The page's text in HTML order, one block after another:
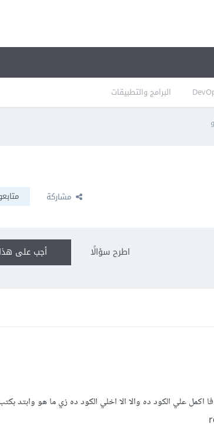
البرامج والتطبيقات
مشاركة
أجب على اطرح سؤالًا
علي الكود ده والا الا اخلي الكود ده زي ما هو وابتد